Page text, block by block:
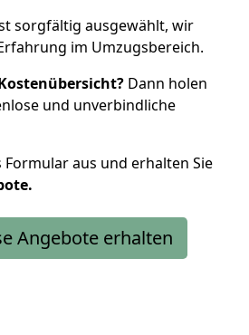
sorgfältig ausgewählt, wir
im Umzugsbereich.
Dann holen
und unverbindliche
Formular aus und erhalten Sie
Angebote erhalten